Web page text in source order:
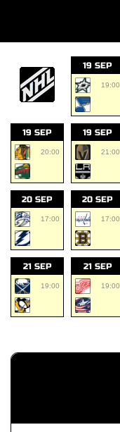
19 SEP
19:00
19 SEP
20:00
19 SEP
21:00
20 SEP
17:00
20 SEP
17:00
21 SEP
19:00
21 SEP
19:00